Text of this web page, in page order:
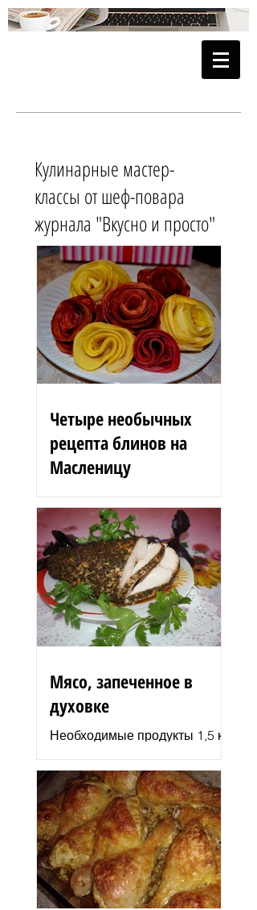
Кулинарные мастер-
классы от шеф-повара
журнала "Вкусно и просто"
Четыре необычных
рецепта блинов на
Масленицу
Блинные розы 1,5 стакана
муки 200 г вишен 125 мл
сыворотки 100 г сгущенного
молока 2 яйца 3 ст. л.
растительного масла 1 ст. л.
сахара...
Мясо, запеченное в
духовке
Необходимые продукты 1,5 кг
паприка смесь сухих
итальянских трав черный
молотый перец 2–3 ст. л.
растительного...